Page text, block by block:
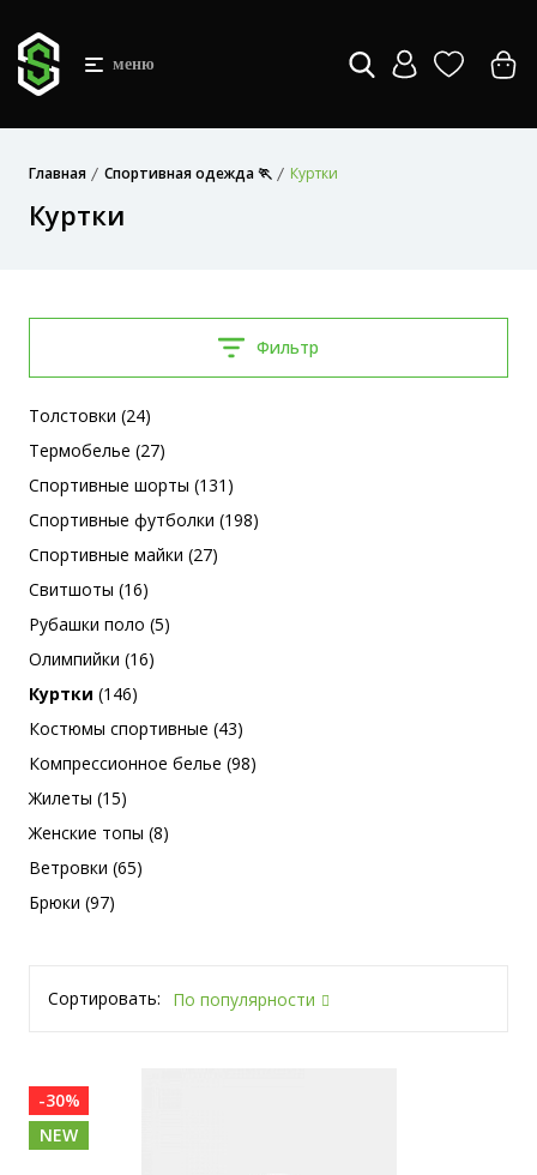
меню
Главная Спортивная одежда 🏃 Куртки
Куртки
Фильтр
Толстовки (24)
Термобелье (27)
Спортивные шорты (131)
Спортивные футболки (198)
Спортивные майки (27)
Свитшоты (16)
Рубашки поло (5)
Олимпийки (16)
Куртки (146)
Костюмы спортивные (43)
Компрессионное белье (98)
Жилеты (15)
Женские топы (8)
Ветровки (65)
Брюки (97)
Сортировать: По популярности
-30%
NEW